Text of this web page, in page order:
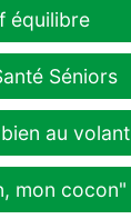
équilibre
Séniors
au volant
mon cocon"